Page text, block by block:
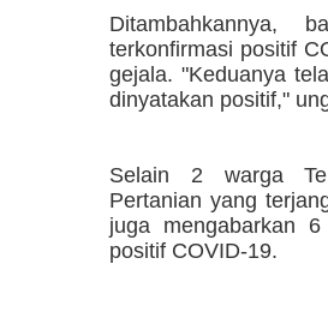
Ditambahkannya,
terkonfirmasi positif
gejala. "Keduanya
dinyatakan positif,"
Selain 2 warga
Pertanian yang
juga mengabarkan
positif COVID-19.